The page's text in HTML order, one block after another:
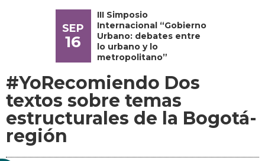
SEP
16
III Simposio
Internacional “Gobierno
Urbano: debates entre
lo urbano y lo
metropolitano”
#YoRecomiendo Dos
textos sobre temas
estructurales de la Bogotá-
región